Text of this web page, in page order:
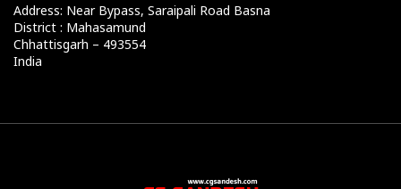
Address: Near Bypass, Saraipali Road Basna
District : Mahasamund
Chhattisgarh – 493554
India